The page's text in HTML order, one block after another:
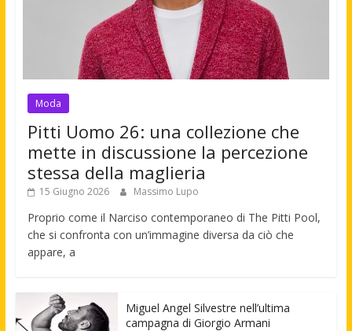
Moda
Pitti Uomo 26: una collezione che
mette in discussione la percezione
stessa della maglieria
15 Giugno 2026 Massimo Lupo
Proprio come il Narciso contemporaneo di The Pitti Pool,
che si confronta con un’immagine diversa da ciò che
appare, a
Miguel Angel Silvestre nell’ultima
campagna di Giorgio Armani